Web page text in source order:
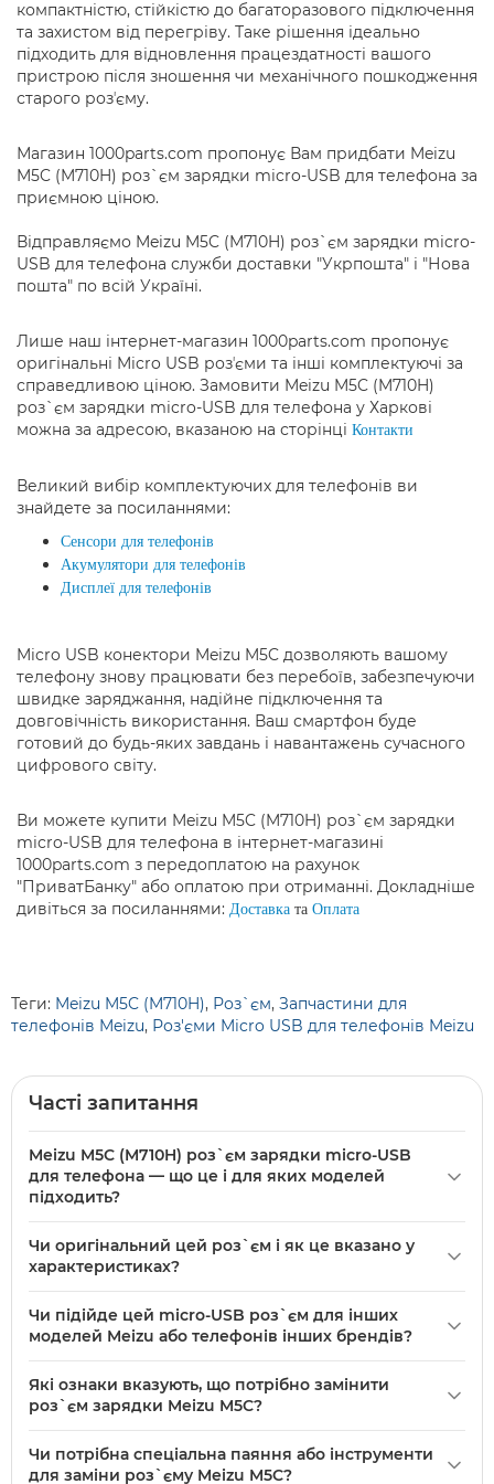
компактністю, стійкістю до багаторазового підключення
та захистом від перегріву. Таке рішення ідеально
підходить для відновлення працездатності вашого
пристрою після зношення чи механічного пошкодження
старого розʼєму.
Магазин 1000parts.com пропонує Вам придбати Meizu
M5C (M710H) роз`єм зарядки micro-USB для телефона за
приємною ціною.
Відправляємо Meizu M5C (M710H) роз`єм зарядки micro-
USB для телефона служби доставки "Укрпошта" і "Нова
пошта" по всій Україні.
Лише наш інтернет-магазин 1000parts.com пропонує
оригінальні Micro USB розʼєми та інші комплектуючі за
справедливою ціною. Замовити Meizu M5C (M710H)
роз`єм зарядки micro-USB для телефона у Харкові
можна за адресою, вказаною на сторінці Контакти
Великий вибір комплектуючих для телефонів ви
знайдете за посиланнями:
Сенсори для телефонів
Акумулятори для телефонів
Дисплеї для телефонів
Micro USB конектори Meizu M5C дозволяють вашому
телефону знову працювати без перебоїв, забезпечуючи
швидке заряджання, надійне підключення та
довговічність використання. Ваш смартфон буде
готовий до будь-яких завдань і навантажень сучасного
цифрового світу.
Ви можете купити Meizu M5C (M710H) роз`єм зарядки
micro-USB для телефона в інтернет-магазині
1000parts.com з передоплатою на рахунок
"ПриватБанку" або оплатою при отриманні. Докладніше
дивіться за посиланнями: Доставка та Оплата
Теги: Meizu M5C (M710H), Роз`єм, Запчастини для
телефонів Meizu, Роз'єми Micro USB для телефонів Meizu
Часті запитання
Meizu M5C (M710H) роз`єм зарядки micro-USB
для телефона — що це і для яких моделей
підходить?
телефона — це оригінальна (Original PRC) запасна
зарядки та передачі даних у телефоні Meizu M5C (M710H).
Чи оригінальний цей роз`єм і як це вказано у
характеристиках?
(PRC)», що означає оригінальну комплектуючу,
параметрам по розмірам контактів і місцю встановлення.
Чи підійде цей micro-USB роз`єм для інших
моделей Meizu або телефонів інших брендів?
виготовлений під її плату та корпус; сумісність з іншими
контактів, тому для інших моделей потрібна перевірка по
платі та кріпленням.
Які ознаки вказують, що потрібно замінити
роз`єм зарядки Meizu M5C?
переривається), поганий контакт при підключенні
Чи потрібна спеціальна паяння або інструменти
для заміни роз`єму Meizu M5C?